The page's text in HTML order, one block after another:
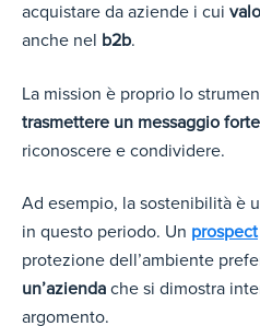
acquistare da aziende i cui
anche nel b2b.
La mission è proprio lo
trasmettere un messaggio forte
riconoscere e condividere.
Ad esempio, la sostenibilità è
in questo periodo. Un prospect
protezione dell’ambiente
un’azienda che si dimostra
argomento.